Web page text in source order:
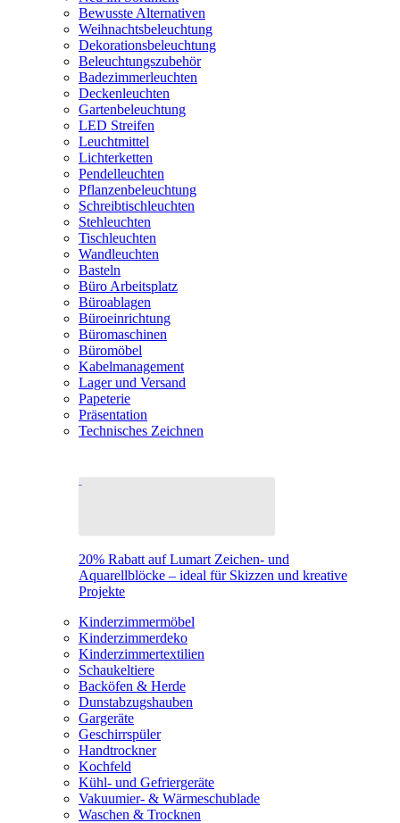
Bewusste Alternativen
Weihnachtsbeleuchtung
Dekorationsbeleuchtung
Beleuchtungszubehör
Badezimmerleuchten
Deckenleuchten
Gartenbeleuchtung
LED Streifen
Leuchtmittel
Lichterketten
Pendelleuchten
Pflanzenbeleuchtung
Schreibtischleuchten
Stehleuchten
Tischleuchten
Wandleuchten
Basteln
Büro Arbeitsplatz
Büroablagen
Büroeinrichtung
Büromaschinen
Büromöbel
Kabelmanagement
Lager und Versand
Papeterie
Präsentation
Technisches Zeichnen
20% Rabatt auf Lumart Zeichen- und
Aquarellblöcke – ideal für Skizzen und kreative
Projekte
Kinderzimmermöbel
Kinderzimmerdeko
Kinderzimmertextilien
Schaukeltiere
Backöfen & Herde
Dunstabzugshauben
Gargeräte
Geschirrspüler
Handtrockner
Kochfeld
Kühl- und Gefriergeräte
Vakuumier- & Wärmeschublade
Waschen & Trocknen